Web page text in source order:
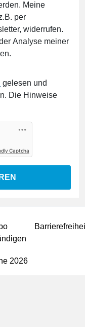
Meine
per
widerrufen.
Analyse meiner
gelesen und
Die Hinweise
Captcha
2026